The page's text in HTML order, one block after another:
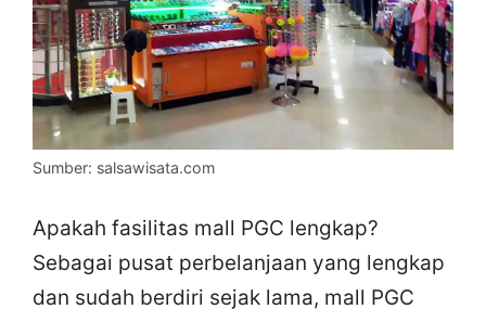
Sumber: salsawisata.com
Apakah fasilitas mall PGC lengkap?
Sebagai pusat perbelanjaan yang lengkap
dan sudah berdiri sejak lama, mall PGC